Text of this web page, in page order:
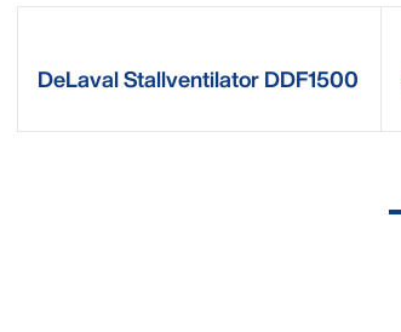
DeLaval Stallventilator DDF1500